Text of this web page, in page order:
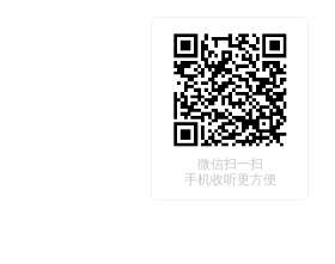
微信扫一扫
手机收听更方便